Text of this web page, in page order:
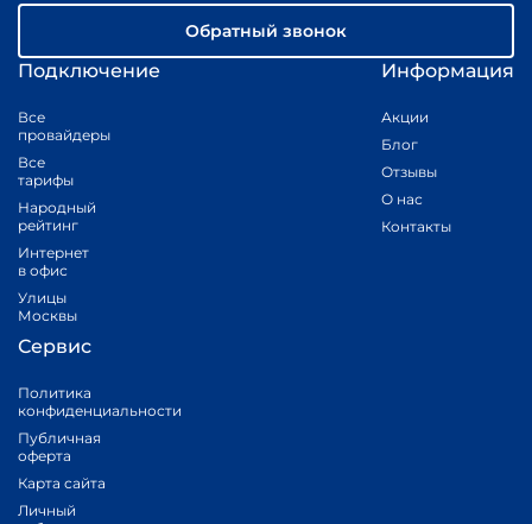
Подключение
Все
провайдеры
Все
тарифы
Народный
рейтинг
Интернет
в офис
Улицы
Москвы
Информация
Акции
Блог
Отзывы
О нас
Контакты
Сервис
Политика
конфиденциальности
Публичная
оферта
Карта сайта
Личный
Обратный звонок